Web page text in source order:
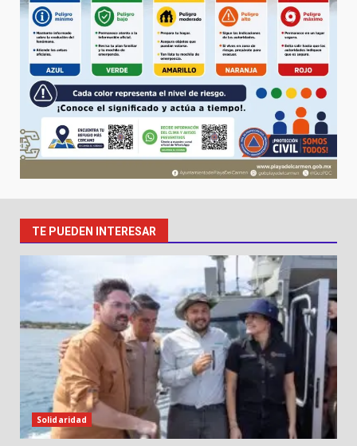
TE PUEDEN INTERESAR
Solidaridad